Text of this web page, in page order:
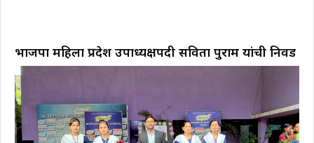
भाजपा महिला प्रदेश उपाध्यक्षपदी सविता पुराम यांची निवड